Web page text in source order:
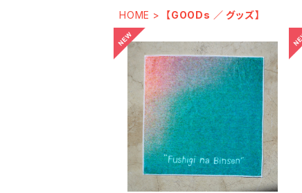
HOME 【GOODs ／ グッズ】